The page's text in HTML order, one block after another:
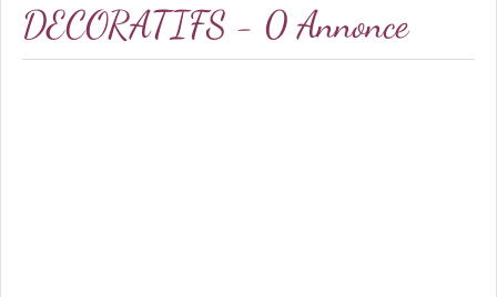
DECORATIFS - 0 Annonce